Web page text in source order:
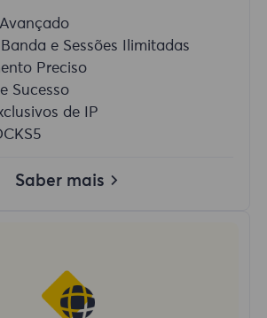
e Sessões Ilimitadas
Preciso
Sucesso
de IP
Saber mais